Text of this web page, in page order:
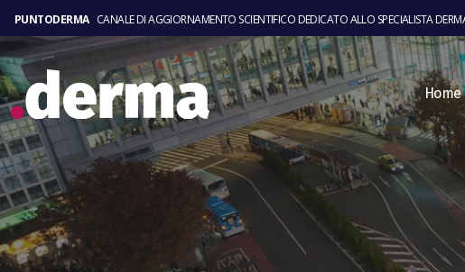
PUNTODERMA CANALE DI AGGIORNAMENTO SCIENTIFICO DEDICATO ALLO SPECIALISTA
Home